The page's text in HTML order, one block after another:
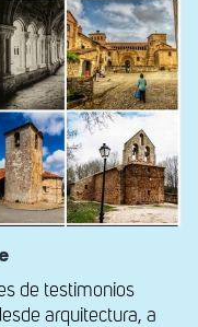
de testimonios
arquitectura, a